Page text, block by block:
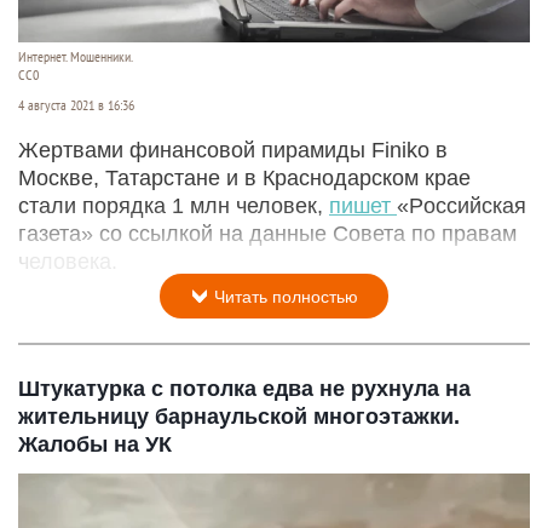
Интернет. Мошенники.
СС0
4 августа 2021 в 16:36
Жертвами финансовой пирамиды Finiko в
Москве, Татарстане и в Краснодарском крае
стали порядка 1 млн человек, пишет «Рoссийская
гaзета» со ссылкой на данные Совета по правам
человека.
Читать полностью
Штукатурка с потолка едва не рухнула на
жительницу барнаульской многоэтажки.
Жалобы на УК